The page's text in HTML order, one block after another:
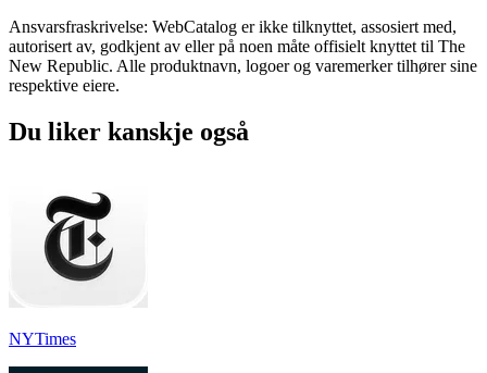
Ansvarsfraskrivelse: WebCatalog er ikke tilknyttet, assosiert med,
autorisert av, godkjent av eller på noen måte offisielt knyttet til The
New Republic. Alle produktnavn, logoer og varemerker tilhører sine
respektive eiere.
Du liker kanskje også
NYTimes